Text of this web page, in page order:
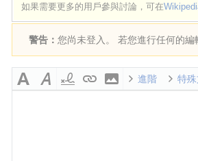
如果需要更多的用戶參與討論，可在
警告： 您尚未登入。 若您進行任何的
進階 特